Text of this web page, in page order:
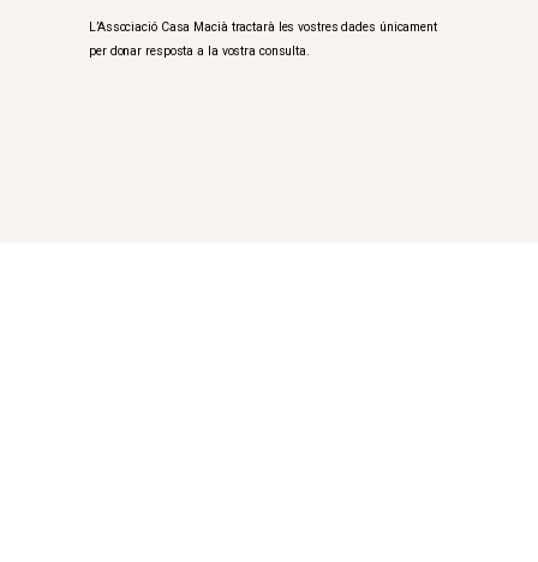
L’Associació Casa Macià tractarà les vostres dades únicament
per donar resposta a la vostra consulta.